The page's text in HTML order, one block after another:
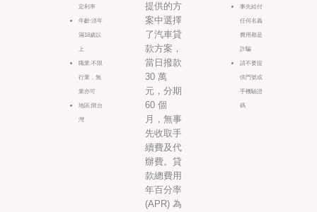
定利率
年齡:須年
滿18歲以
上
職業:不限
行業，無
業亦可
地區:限台
灣
提供的方
案中選擇
了汽車貸
款方案，
當日撥款
30 萬
元，分期
60 個
月，無事
先收取手
續費及代
辦費。貸
款總費用
年百分率
(APR) 為
事先給付
任何名義
費用都是
詐騙
請不要提
供門號或
手機驗證
碼